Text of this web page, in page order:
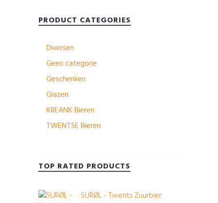
PRODUCT CATEGORIES
Diversen
Geen categorie
Geschenken
Glazen
KREANK Bieren
TWENTSE Bieren
TOP RATED PRODUCTS
SURØL - Twents Zuurbier